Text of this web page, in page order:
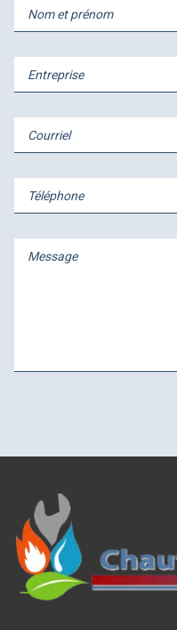
Nom et prénom
Entreprise
Courriel
Téléphone
Message